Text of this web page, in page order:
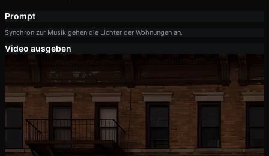
Prompt
Synchron zur Musik gehen die Lichter der Wohnungen an.
Video ausgeben